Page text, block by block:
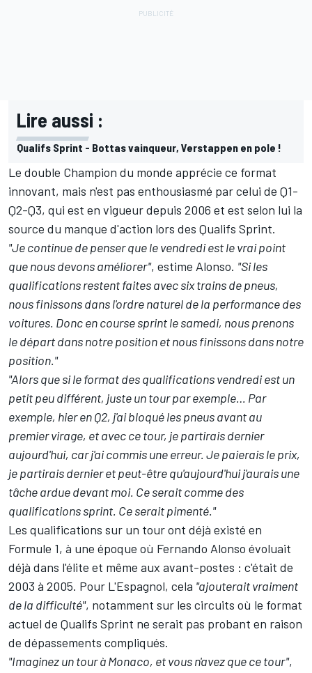
Lire aussi :
Qualifs Sprint - Bottas vainqueur, Verstappen en pole !
Le double Champion du monde apprécie ce format
innovant, mais n'est pas enthousiasmé par celui de Q1-
Q2-Q3, qui est en vigueur depuis 2006 et est selon lui la
source du manque d'action lors des Qualifs Sprint.
"Je continue de penser que le vendredi est le vrai point
que nous devons améliorer", estime Alonso. "Si les
qualifications restent faites avec six trains de pneus,
nous finissons dans l'ordre naturel de la performance des
voitures. Donc en course sprint le samedi, nous prenons
le départ dans notre position et nous finissons dans notre
position."
"Alors que si le format des qualifications vendredi est un
petit peu différent, juste un tour par exemple… Par
exemple, hier en Q2, j'ai bloqué les pneus avant au
premier virage, et avec ce tour, je partirais dernier
aujourd'hui, car j'ai commis une erreur. Je paierais le prix,
je partirais dernier et peut-être qu'aujourd'hui j'aurais une
tâche ardue devant moi. Ce serait comme des
qualifications sprint. Ce serait pimenté."
Les qualifications sur un tour ont déjà existé en
Formule 1, à une époque où Fernando Alonso évoluait
déjà dans l'élite et même aux avant-postes : c'était de
2003 à 2005. Pour L'Espagnol, cela "ajouterait vraiment
de la difficulté", notamment sur les circuits où le format
actuel de Qualifs Sprint ne serait pas probant en raison
de dépassements compliqués.
"Imaginez un tour à Monaco, et vous n'avez que ce tour",